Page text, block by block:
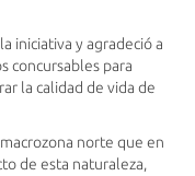
iniciativa y agradeció a
concursables para
la calidad de vida de
norte que en
de esta naturaleza,